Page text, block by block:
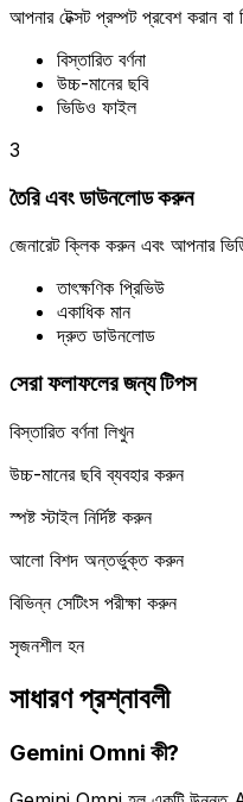
আপনার টেক্সট প্রম্পট প্রবেশ করান
বিস্তারিত বর্ণনা
উচ্চ-মানের ছবি
ভিডিও ফাইল
3
তৈরি এবং ডাউনলোড করুন
জেনারেট ক্লিক করুন এবং আপনার
তাৎক্ষণিক প্রিভিউ
একাধিক মান
দ্রুত ডাউনলোড
সেরা ফলাফলের জন্য টিপস
বিস্তারিত বর্ণনা লিখুন
উচ্চ-মানের ছবি ব্যবহার করুন
স্পষ্ট স্টাইল নির্দিষ্ট করুন
আলো বিশদ অন্তর্ভুক্ত করুন
বিভিন্ন সেটিংস পরীক্ষা করুন
সৃজনশীল হন
সাধারণ প্রশ্নাবলী
Gemini Omni কী?